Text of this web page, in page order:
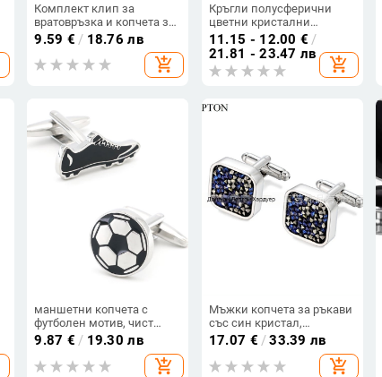
Комплект клип за
вратовръзка и копчета за
ръкавели с диамантени
кристали, черен листен
узор, електропокритие
9.59 € / 18.76 лв
add_shopping_cart
Кръгли полусферични
цветни кристални
ръкавелки за мъжка риза,
френски стил
11.15 - 12.00 € /
21.81 - 23.47 лв
add_shopping_cart
маншетни копчета с
футболен мотив, чист
мед, електроплатина,
унисекс стил,
персонализиране: да
9.87 € / 19.30 лв
add_shopping_cart
Мъжки копчета за ръкави
със син кристал,
луксозен метал, за риза с
френски маншети
17.07 € /33.39 лв
add_shopping_cart